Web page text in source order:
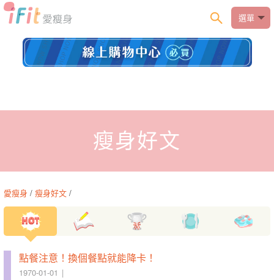
選單
瘦身好文
愛瘦身 / 瘦身好文 /
點餐注意！換個餐點就能降卡！
1970-01-01